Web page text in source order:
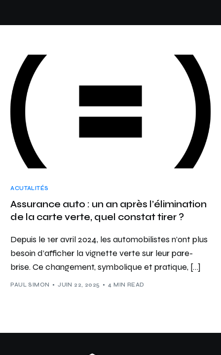
ACUTALITÉS
Assurance auto : un an après l’élimination
de la carte verte, quel constat tirer ?
Depuis le 1er avril 2024, les automobilistes n’ont plus
besoin d’afficher la vignette verte sur leur pare-
brise. Ce changement, symbolique et pratique, […]
PAUL SIMON JUIN 22, 2025 4 MIN READ